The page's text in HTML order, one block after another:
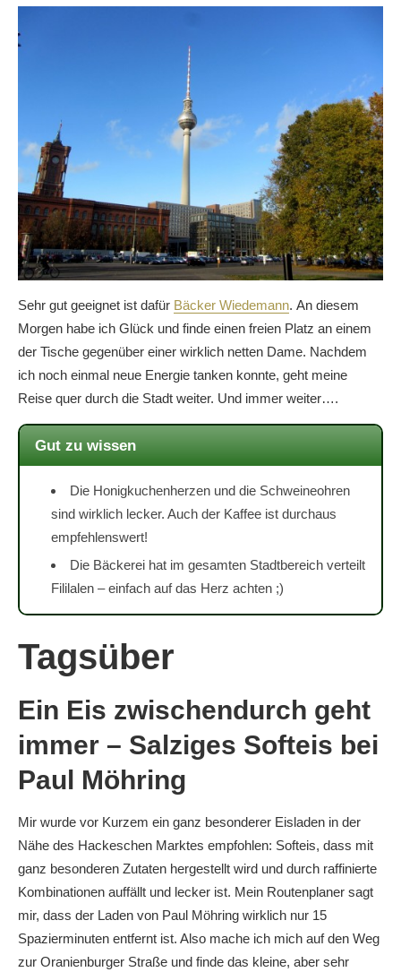
Sehr gut geeignet ist dafür Bäcker Wiedemann. An diesem
Morgen habe ich Glück und finde einen freien Platz an einem
der Tische gegenüber einer wirklich netten Dame. Nachdem
ich noch einmal neue Energie tanken konnte, geht meine
Reise quer durch die Stadt weiter. Und immer weiter….
Gut zu wissen
Die Honigkuchenherzen und die Schweineohren
sind wirklich lecker. Auch der Kaffee ist durchaus
empfehlenswert!
Die Bäckerei hat im gesamten Stadtbereich verteilt
Fililalen – einfach auf das Herz achten ;)
Tagsüber
Ein Eis zwischendurch geht
immer – Salziges Softeis bei
Paul Möhring
Mir wurde vor Kurzem ein ganz besonderer Eisladen in der
Nähe des Hackeschen Marktes empfohlen: Softeis, dass mit
ganz besonderen Zutaten hergestellt wird und durch raffinierte
Kombinationen auffällt und lecker ist. Mein Routenplaner sagt
mir, dass der Laden von Paul Möhring wirklich nur 15
Spazierminuten entfernt ist. Also mache ich mich auf den Weg
zur Oranienburger Straße und finde das kleine, aber sehr